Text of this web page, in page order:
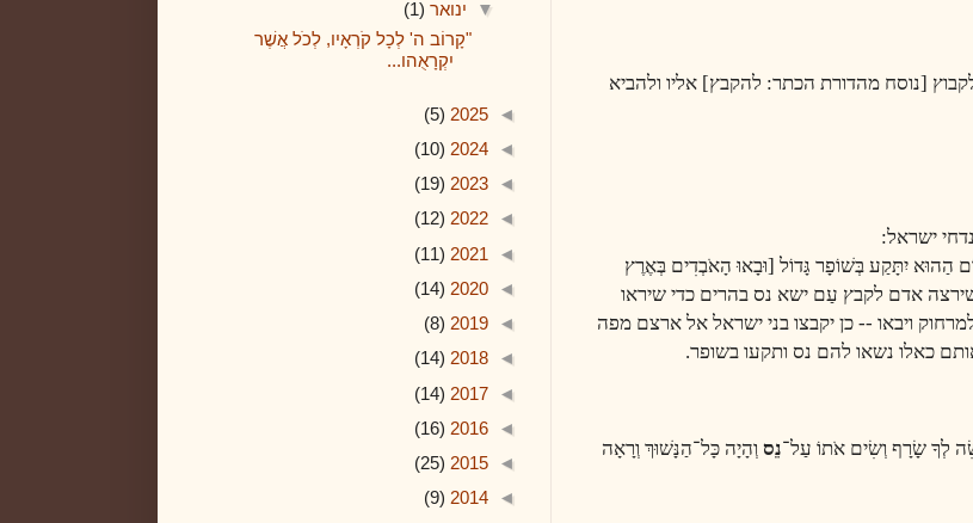
[נוסח מהדורת הכתר: להקבץ] אליו ולהביא
ישראל:
הַהוּא יִתָּקַע בְּשׁוֹפָר גָּדוֹל [וּבָאוּ הָאֹבְדִים בְּאֶרֶץ
אדם לקבץ עַם ישא נס בהרים כדי שיראו
ויבאו -- כן יקבצו בני ישראל אל ארצם מפה
כאלו נשאו להם נס ותקעו בשופר.
לְךָ שָׂרָף וְשִׂים אֹתוֹ עַל־נֵס וְהָיָה כָּל־הַנָּשׁוּךְ וְרָאָה
▼ ינואר (1)
"קָרוֹב ה' לְכָל קֹרְאָיו, לְכֹל אֲשֶׁר
יִקְרָאֻהו...
◄
2025
(5)
◄
2024
(10)
◄
2023
(19)
◄
2022
(12)
◄
2021
(11)
◄
2020
(14)
◄
2019
(8)
◄
2018
(14)
◄
2017
(14)
◄
2016
(16)
◄
2015
(25)
◄
2014
(9)